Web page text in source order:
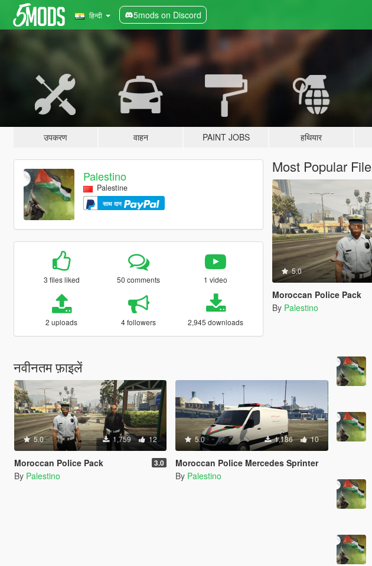
हिन्दी 5mods on Discord
उपकरण वाहन PAINT JOBS हथियार
Palestino
Palestine
साथ दान
3 files liked 50 comments 1 video
2 uploads 4 followers 2,945 downloads
Most Popular File
5.0
Moroccan Police Pack
By Palestino
नवीनतम फ़ाइलें
5.0 1,759 12
Moroccan Police Pack 3.0
By Palestino
5.0 1,186 10
Moroccan Police Mercedes Sprinter
By Palestino